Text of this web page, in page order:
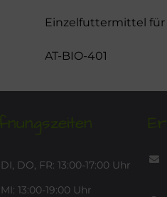
Einzelfuttermittel
AT-BIO-401
DI, DO, FR: 13:00-17:00 Uhr
MI: 13:00-19:00 Uhr